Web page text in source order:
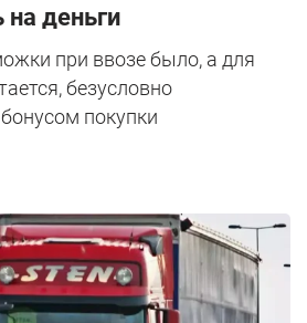
деньги
при ввозе было, а для
безусловно
покупки